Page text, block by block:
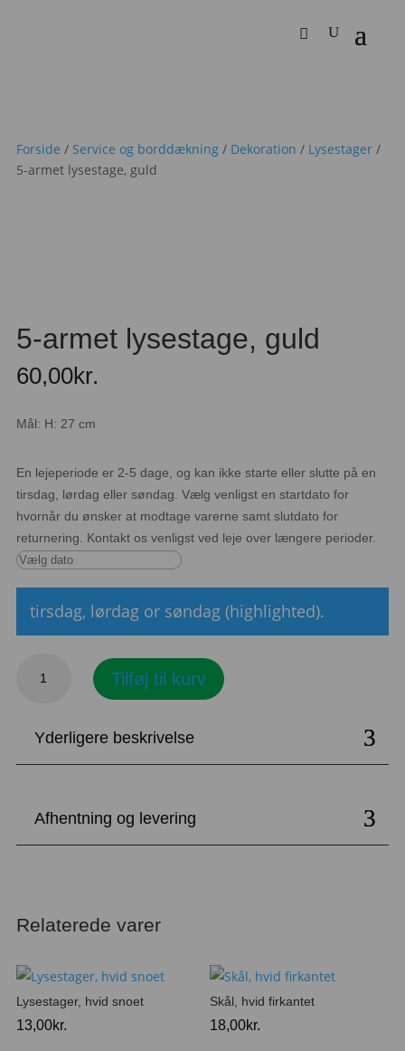
Forside / Service og borddækning / Dekoration / Lysestager /
5-armet lysestage, guld
5-armet lysestage, guld
60,00kr.
Mål: H: 27 cm
En lejeperiode er 2-5 dage, og kan ikke starte eller slutte på en
tirsdag, lørdag eller søndag. Vælg venligst en startdato for
hvornår du ønsker at modtage varerne samt slutdato for
returnering. Kontakt os venligst ved leje over længere perioder.
tirsdag, lørdag or søndag (highlighted).
armet
antal
Tilføj til kurv
Yderligere beskrivelse
Afhentning og levering
Relaterede varer
Lysestager, hvid snoet
13,00kr.
Skål, hvid firkantet
18,00kr.